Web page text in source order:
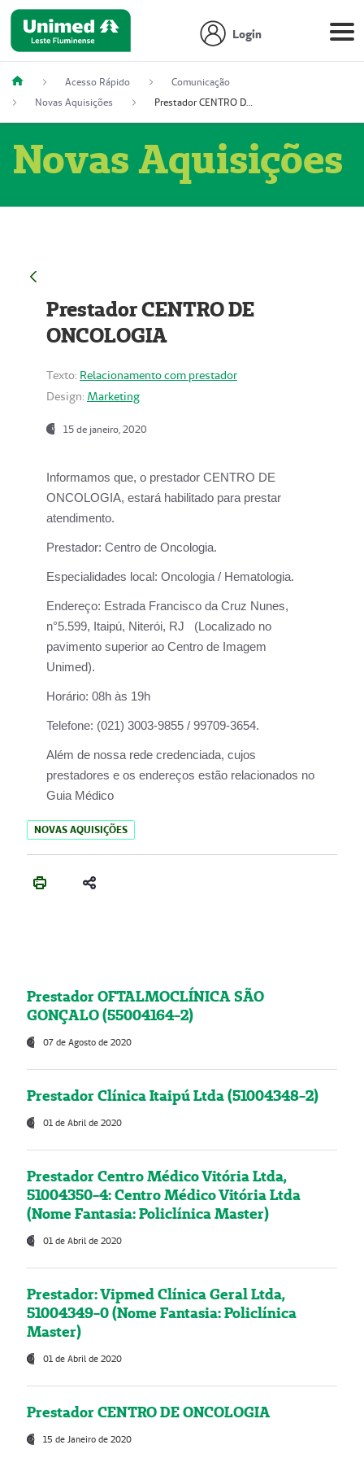
Login
Acesso Rápido
Comunicação
Novas Aquisições
Prestador CENTRO DE ONCOLOGIA
Novas Aquisições
Prestador CENTRO DE
ONCOLOGIA
Texto: Relacionamento com prestador
Design: Marketing
15 de janeiro, 2020
Informamos que, o prestador CENTRO DE
ONCOLOGIA, estará habilitado para prestar
atendimento.
Prestador: Centro de Oncologia.
Especialidades local: Oncologia / Hematologia.
Endereço: Estrada Francisco da Cruz Nunes,
n°5.599, Itaipú, Niterói, RJ (Localizado no
pavimento superior ao Centro de Imagem
Unimed).
Horário: 08h às 19h
Telefone: (021) 3003-9855 / 99709-3654.
Além de nossa rede credenciada, cujos
prestadores e os endereços estão relacionados no
Guia Médico
NOVAS AQUISIÇÕES
Prestador OFTALMOCLÍNICA SÃO
GONÇALO (55004164-2)
07 de Agosto de 2020
Prestador Clínica Itaipú Ltda (51004348-2)
01 de Abril de 2020
Prestador Centro Médico Vitória Ltda,
51004350-4: Centro Médico Vitória Ltda
(Nome Fantasia: Policlínica Master)
01 de Abril de 2020
Prestador: Vipmed Clínica Geral Ltda,
51004349-0 (Nome Fantasia: Policlínica
Master)
01 de Abril de 2020
Prestador CENTRO DE ONCOLOGIA
15 de Janeiro de 2020